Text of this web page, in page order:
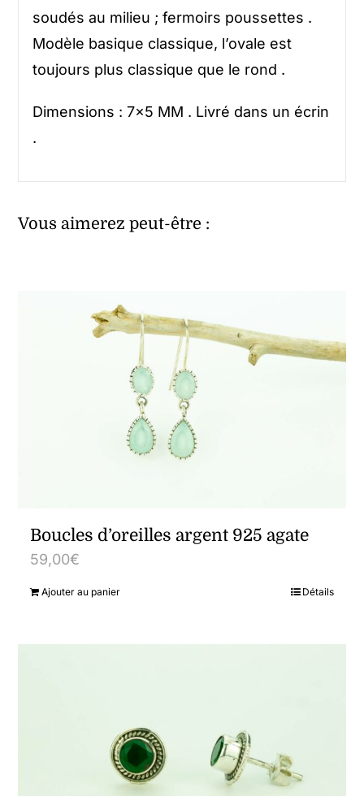
soudés au milieu ; fermoirs poussettes .
Modèle basique classique, l’ovale est
toujours plus classique que le rond .
Dimensions : 7×5 MM . Livré dans un écrin
.
Vous aimerez peut-être :
Boucles d’oreilles argent 925 agate
59,00€
Ajouter au panier Détails